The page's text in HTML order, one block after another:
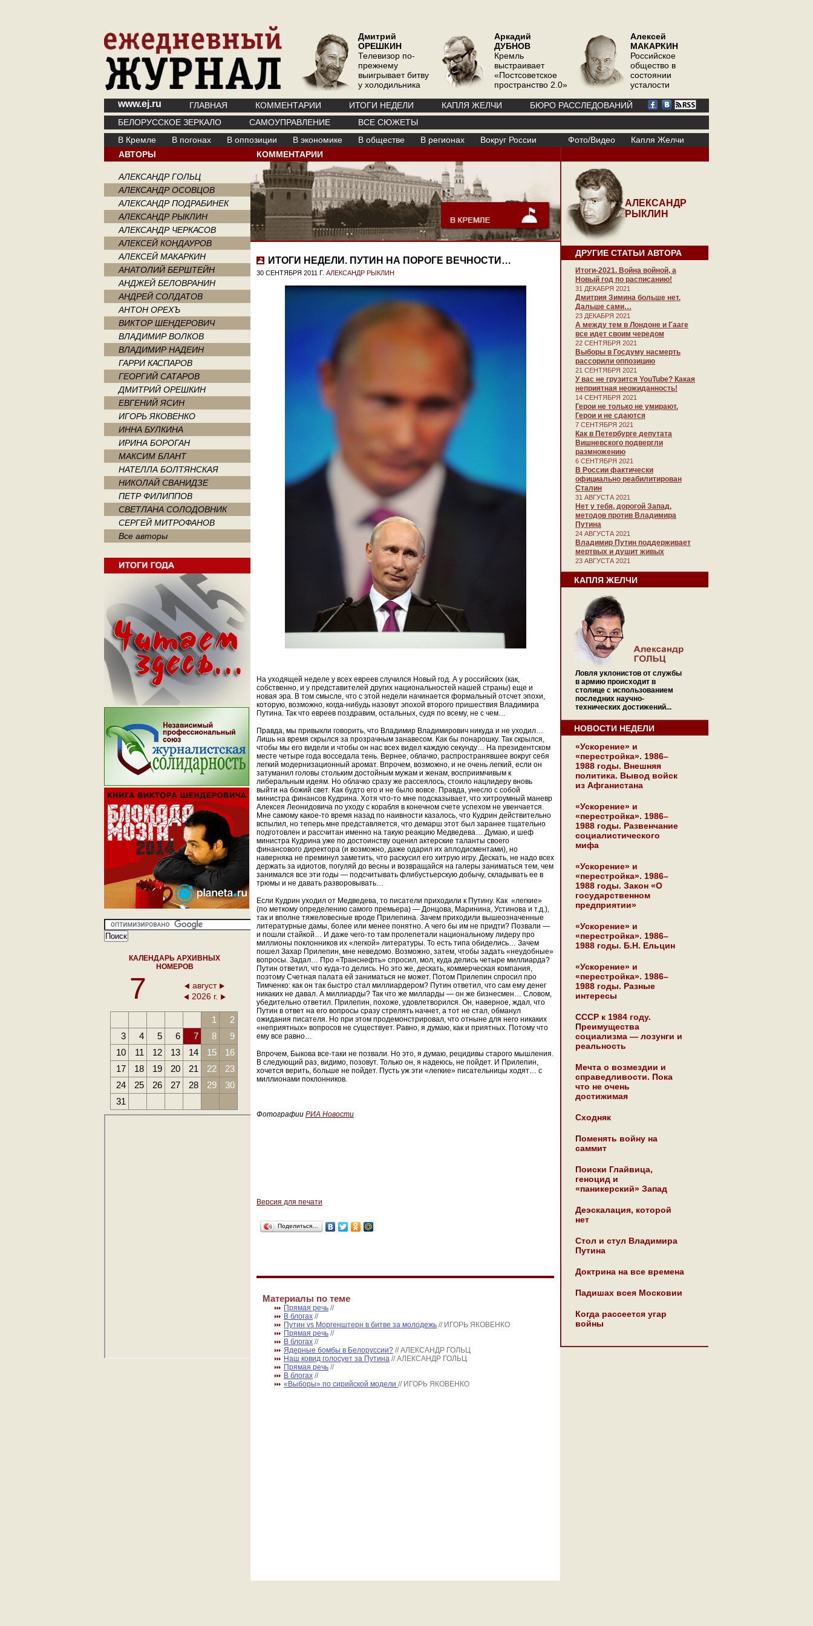
Дмитрий
ОРЕШКИН
Телевизор по-
прежнему
выигрывает битву
у холодильника
Аркадий
ДУБНОВ
Кремль
выстраивает
«Постсоветское
пространство 2.0»
Алексей
МАКАРКИН
Российское
общество в
состоянии
усталости
www.ej.ru ГЛАВНАЯ КОММЕНТАРИИ ИТОГИ НЕДЕЛИ КАПЛЯ ЖЕЛЧИ
БЮРО РАССЛЕДОВАНИЙ
БЕЛОРУССКОЕ ЗЕРКАЛО
САМОУПРАВЛЕНИЕ
ВСЕ СЮЖЕТЫ
В Кремле
В погонах В оппозиции В экономике В обществе В регионах Вокруг России Фото/Видео
Капля Желчи
АВТОРЫ
АЛЕКСАНДР ГОЛЬЦ
АЛЕКСАНДР ОСОВЦОВ
АЛЕКСАНДР ПОДРАБИНЕК
АЛЕКСАНДР РЫКЛИН
АЛЕКСАНДР ЧЕРКАСОВ
АЛЕКСЕЙ КОНДАУРОВ
АЛЕКСЕЙ МАКАРКИН
АНАТОЛИЙ БЕРШТЕЙН
АНДЖЕЙ БЕЛОВРАНИН
АНДРЕЙ СОЛДАТОВ
АНТОН ОРЕХЪ
ВИКТОР ШЕНДЕРОВИЧ
ВЛАДИМИР ВОЛКОВ
ВЛАДИМИР НАДЕИН
ГАРРИ КАСПАРОВ
ГЕОРГИЙ САТАРОВ
ДМИТРИЙ ОРЕШКИН
ЕВГЕНИЙ ЯСИН
ИГОРЬ ЯКОВЕНКО
ИННА БУЛКИНА
ИРИНА БОРОГАН
МАКСИМ БЛАНТ
НАТЕЛЛА БОЛТЯНСКАЯ
НИКОЛАЙ СВАНИДЗЕ
ПЕТР ФИЛИППОВ
СВЕТЛАНА СОЛОДОВНИК
СЕРГЕЙ МИТРОФАНОВ
Все авторы
КАЛЕНДАРЬ АРХИВНЫХ
НОМЕРОВ
7
август
2026 г.
1
2
3
4 5 6 7 8
9
10
11 12 13 14 15
16
17
18 19 20 21 22
23
24
25 26 27 28 29
30
31
КОММЕНТАРИИ
ИТОГИ НЕДЕЛИ. ПУТИН НА ПОРОГЕ ВЕЧНОСТИ…
30 СЕНТЯБРЯ 2011 Г. АЛЕКСАНДР РЫКЛИН
На уходящей неделе у всех евреев случился Новый год. А у российских (как,
собственно, и у представителей других национальностей нашей страны) еще и
новая эра. В том смысле, что с этой недели начинается формальный отсчет эпохи,
которую, возможно, когда-нибудь назовут эпохой второго пришествия Владимира
Путина. Так что евреев поздравим, остальных, судя по всему, не с чем…
Правда, мы привыкли говорить, что Владимир Владимирович никуда и не уходил…
Лишь на время скрылся за прозрачным занавесом. Как бы понарошку. Так скрылся,
чтобы мы его видели и чтобы он нас всех видел каждую секунду… На президентском
месте четыре года восседала тень. Вернее, облачко, распространявшее вокруг себя
легкий модернизационный аромат. Впрочем, возможно, и не очень легкий, если он
затуманил головы стольким достойным мужам и женам, восприимчивым к
либеральным идеям. Но облачко сразу же рассеялось, стоило нацлидеру вновь
выйти на божий свет. Как будто его и не было вовсе. Правда, унесло с собой
министра финансов Кудрина. Хотя что-то мне подсказывает, что хитроумный маневр
Алексея Леонидовича по уходу с корабля в конечном счете успехом не увенчается.
Мне самому какое-то время назад по наивности казалось, что Кудрин действительно
вспылил, но теперь мне представляется, что демарш этот был заранее тщательно
подготовлен и рассчитан именно на такую реакцию Медведева… Думаю, и шеф
министра Кудрина уже по достоинству оценил актерские таланты своего
финансового директора (и возможно, даже одарил их аплодисментами), но
наверняка не преминул заметить, что раскусил его хитрую игру. Дескать, не надо всех
держать за идиотов, погуляй до весны и возвращайся на галеры заниматься тем, чем
занимался все эти годы — подсчитывать флибустьерскую добычу, складывать ее в
трюмы и не давать разворовывать…
Если Кудрин уходил от Медведева, то писатели приходили к Путину. Как «легкие»
(по меткому определению самого премьера) — Донцова, Маринина, Устинова и т.д.),
так и вполне тяжеловесные вроде Прилепина. Зачем приходили вышеозначенные
литературные дамы, более или менее понятно. А чего бы им не придти? Позвали —
и пошли стайкой… И даже чего-то там пролепетали национальному лидеру про
миллионы поклонников их «легкой» литературы. То есть типа обиделись… Зачем
пошел Захар Прилепин, мне неведомо. Возможно, затем, чтобы задать «неудобные»
вопросы. Задал… Про «Транснефть» спросил, мол, куда делись четыре миллиарда?
Путин ответил, что куда-то делись. Но это же, дескать, коммерческая компания,
поэтому Счетная палата ей заниматься не может. Потом Прилепин спросил про
Тимченко: как он так быстро стал миллиардером? Путин ответил, что сам ему денег
никаких не давал. А миллиарды? Так что же милларды — он же бизнесмен… Словом,
убедительно ответил. Прилепин, похоже, удовлетворился. Он, наверное, ждал, что
Путин в ответ на его вопросы сразу стрелять начнет, а тот не стал, обманул
ожидания писателя. Но при этом продемонстрировал, что отныне для него никаких
«неприятных» вопросов не существует. Равно, я думаю, как и приятных. Потому что
ему все равно…
Впрочем, Быкова все-таки не позвали. Но это, я думаю, рецидивы старого мышления.
В следующий раз, видимо, позовут. Только он, я надеюсь, не пойдет. И Прилепин,
хочется верить, больше не пойдет. Пусть уж эти «легкие» писательницы ходят… с
миллионами поклонников.
Фотографии РИА Новости
Версия для печати
Поделиться…
Материалы по теме
Прямая речь //
В блогах //
Путин vs Моргенштерн в битве за молодежь // ИГОРЬ ЯКОВЕНКО
Прямая речь //
В блогах //
Ядерные бомбы в Белоруссии? // АЛЕКСАНДР ГОЛЬЦ
Наш ковид голосует за Путина // АЛЕКСАНДР ГОЛЬЦ
Прямая речь //
В блогах //
«Выборы» по сирийской модели // ИГОРЬ ЯКОВЕНКО
АЛЕКСАНДР
РЫКЛИН
ДРУГИЕ СТАТЬИ АВТОРА
Итоги-2021. Война войной, а
Новый год по расписанию!
31 ДЕКАБРЯ 2021
Дмитрия Зимина больше нет.
Дальше сами…
23 ДЕКАБРЯ 2021
А между тем в Лондоне и Гааге
все идет своим чередом
22 СЕНТЯБРЯ 2021
Выборы в Госдуму насмерть
рассорили оппозицию
21 СЕНТЯБРЯ 2021
У вас не грузится YouTube? Какая
неприятная неожиданность!
14 СЕНТЯБРЯ 2021
Герои не только не умирают.
Герои и не сдаются
7 СЕНТЯБРЯ 2021
Как в Петербурге депутата
Вишневского подвергли
размножению
6 СЕНТЯБРЯ 2021
В России фактически
официально реабилитирован
Сталин
31 АВГУСТА 2021
Нет у тебя, дорогой Запад,
методов против Владимира
Путина
24 АВГУСТА 2021
Владимир Путин поддерживает
мертвых и душит живых
23 АВГУСТА 2021
КАПЛЯ ЖЕЛЧИ
Ловля уклонистов от службы
в армию происходит в
столице с использованием
последних научно-
технических достижений...
НОВОСТИ НЕДЕЛИ
«Ускорение» и
«перестройка». 1986–
1988 годы. Внешняя
политика. Вывод войск
из Афганистана
«Ускорение» и
«перестройка». 1986–
1988 годы. Развенчание
социалистического
мифа
«Ускорение» и
«перестройка». 1986–
1988 годы. Закон «О
государственном
предприятии»
«Ускорение» и
«перестройка». 1986–
1988 годы. Б.Н. Ельцин
«Ускорение» и
«перестройка». 1986–
1988 годы. Разные
интересы
СССР к 1984 году.
Преимущества
социализма — лозунги и
реальность
Мечта о возмездии и
справедливости. Пока
что не очень
достижимая
Сходняк
Поменять войну на
саммит
Поиски Глайвица,
геноцид и
«паникерский» Запад
Деэскалация, которой
нет
Стол и стул Владимира
Путина
Доктрина на все времена
Падишах всея Московии
Когда рассеется угар
войны